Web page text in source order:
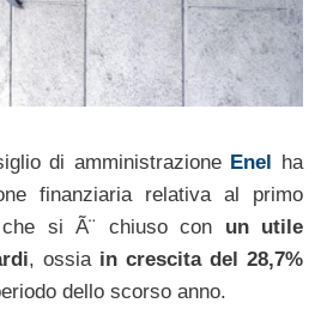
di amministrazione Enel ha
finanziaria relativa al primo
che si Ã¨ chiuso con un utile
, ossia in crescita del 28,7%
dello scorso anno.